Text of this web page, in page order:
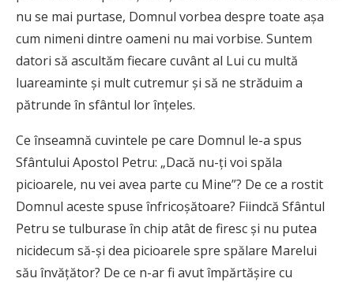
nu se mai purtase, Domnul vorbea despre toate aşa
cum nimeni dintre oameni nu mai vorbise. Suntem
datori să ascultăm fiecare cuvânt al Lui cu multă
luareaminte şi mult cutremur şi să ne străduim a
pătrunde în sfântul lor înţeles.
Ce înseamnă cuvintele pe care Domnul le-a spus
Sfântului Apostol Petru: „Dacă nu-ţi voi spăla
picioarele, nu vei avea parte cu Mine”? De ce a rostit
Domnul aceste spuse înfricoşătoare? Fiindcă Sfântul
Petru se tulburase în chip atât de firesc şi nu putea
nicidecum să-şi dea picioarele spre spălare Marelui
său învăţător? De ce n-ar fi avut împărtăşire cu